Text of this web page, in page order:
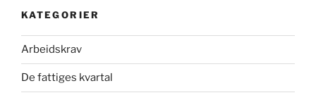
KATEGORIER
Arbeidskrav
De fattiges kvartal